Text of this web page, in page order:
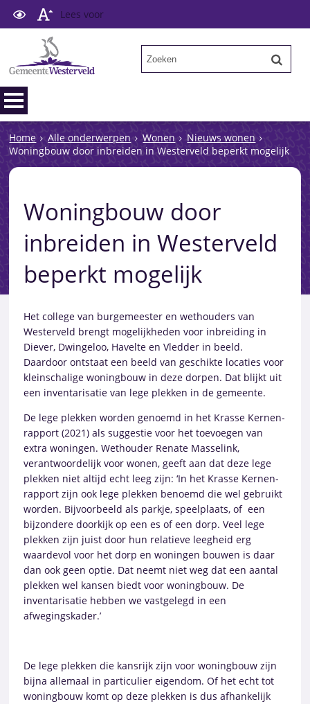
Lees voor
Home Alle onderwerpen Wonen
Nieuws wonen
Woningbouw door inbreiden in Westerveld beperkt mogelijk
Woningbouw door
inbreiden in Westerveld
beperkt mogelijk
Het college van burgemeester en wethouders van
Westerveld brengt mogelijkheden voor inbreiding in
Diever, Dwingeloo, Havelte en Vledder in beeld.
Daardoor ontstaat een beeld van geschikte locaties voor
kleinschalige woningbouw in deze dorpen. Dat blijkt uit
een inventarisatie van lege plekken in de gemeente.
De lege plekken worden genoemd in het Krasse Kernen-
rapport (2021) als suggestie voor het toevoegen van
extra woningen. Wethouder Renate Masselink,
verantwoordelijk voor wonen, geeft aan dat deze lege
plekken niet altijd echt leeg zijn: ‘In het Krasse Kernen-
rapport zijn ook lege plekken benoemd die wel gebruikt
worden. Bijvoorbeeld als parkje, speelplaats, of een
bijzondere doorkijk op een es of een dorp. Veel lege
plekken zijn juist door hun relatieve leegheid erg
waardevol voor het dorp en woningen bouwen is daar
dan ook geen optie. Dat neemt niet weg dat een aantal
plekken wel kansen biedt voor woningbouw. De
inventarisatie hebben we vastgelegd in een
afwegingskader.’
De lege plekken die kansrijk zijn voor woningbouw zijn
bijna allemaal in particulier eigendom. Of het echt tot
woningbouw komt op deze plekken is dus afhankelijk